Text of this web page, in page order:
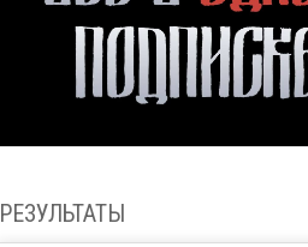
РЕЗУЛЬТАТЫ